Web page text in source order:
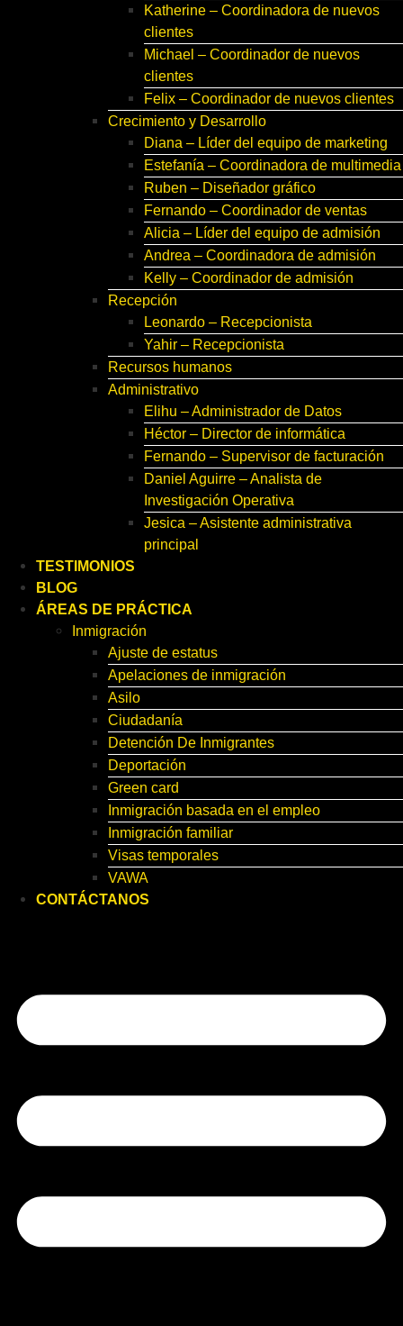
Katherine – Coordinadora de nuevos
clientes
Michael – Coordinador de nuevos
clientes
Felix – Coordinador de nuevos clientes
Crecimiento y Desarrollo
Diana – Líder del equipo de marketing
Estefanía – Coordinadora de multimedia
Ruben – Diseñador gráfico
Fernando – Coordinador de ventas
Alicia – Líder del equipo de admisión
Andrea – Coordinadora de admisión
Kelly – Coordinador de admisión
Recepción
Leonardo – Recepcionista
Yahir – Recepcionista
Recursos humanos
Administrativo
Elihu – Administrador de Datos
Héctor – Director de informática
Fernando – Supervisor de facturación
Daniel Aguirre – Analista de
Investigación Operativa
Jesica – Asistente administrativa
principal
TESTIMONIOS
BLOG
ÁREAS DE PRÁCTICA
Inmigración
Ajuste de estatus
Apelaciones de inmigración
Asilo
Ciudadanía
Detención De Inmigrantes
Deportación
Green card
Inmigración basada en el empleo
Inmigración familiar
Visas temporales
VAWA
CONTÁCTANOS